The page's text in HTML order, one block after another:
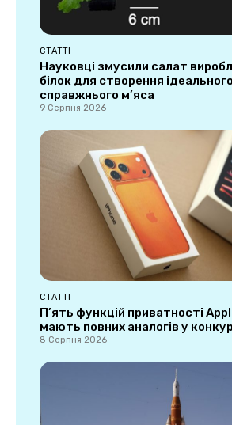
СТАТТІ
Науковці змусили салат
білок для створення
справжнього м’яса
9 Серпня 2026
СТАТТІ
П’ять функцій приватності
мають повних аналогів у
8 Серпня 2026